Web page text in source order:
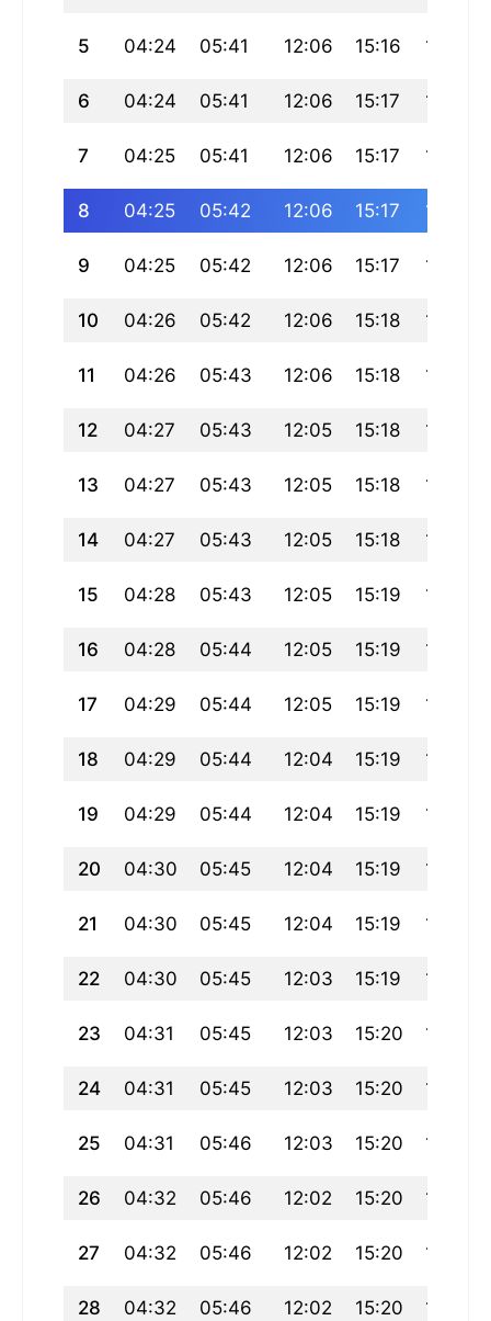
5 04:24 05:41 12:06 15:16 18:32
6 04:24 05:41 12:06 15:17 18:31
7 04:25 05:41 12:06 15:17 18:31
8 04:25 05:42 12:06 15:17 18:30
9 04:25 05:42 12:06 15:17 18:30
10 04:26 05:42 12:06 15:18 18:29
11 04:26 05:43 12:06 15:18 18:29
12 04:27 05:43 12:05 15:18 18:28
13 04:27 05:43 12:05 15:18 18:28
14 04:27 05:43 12:05 15:18 18:27
15 04:28 05:43 12:05 15:19 18:26
16 04:28 05:44 12:05 15:19 18:26
17 04:29 05:44 12:05 15:19 18:25
18 04:29 05:44 12:04 15:19 18:24
19 04:29 05:44 12:04 15:19 18:24
20 04:30 05:45 12:04 15:19 18:23
21 04:30 05:45 12:04 15:19 18:22
22 04:30 05:45 12:03 15:19 18:22
23 04:31 05:45 12:03 15:20 18:21
24 04:31 05:45 12:03 15:20 18:20
25 04:31 05:46 12:03 15:20 18:20
26 04:32 05:46 12:02 15:20 18:19
27 04:32 05:46 12:02 15:20 18:18
28 04:32 05:46 12:02 15:20 18:17